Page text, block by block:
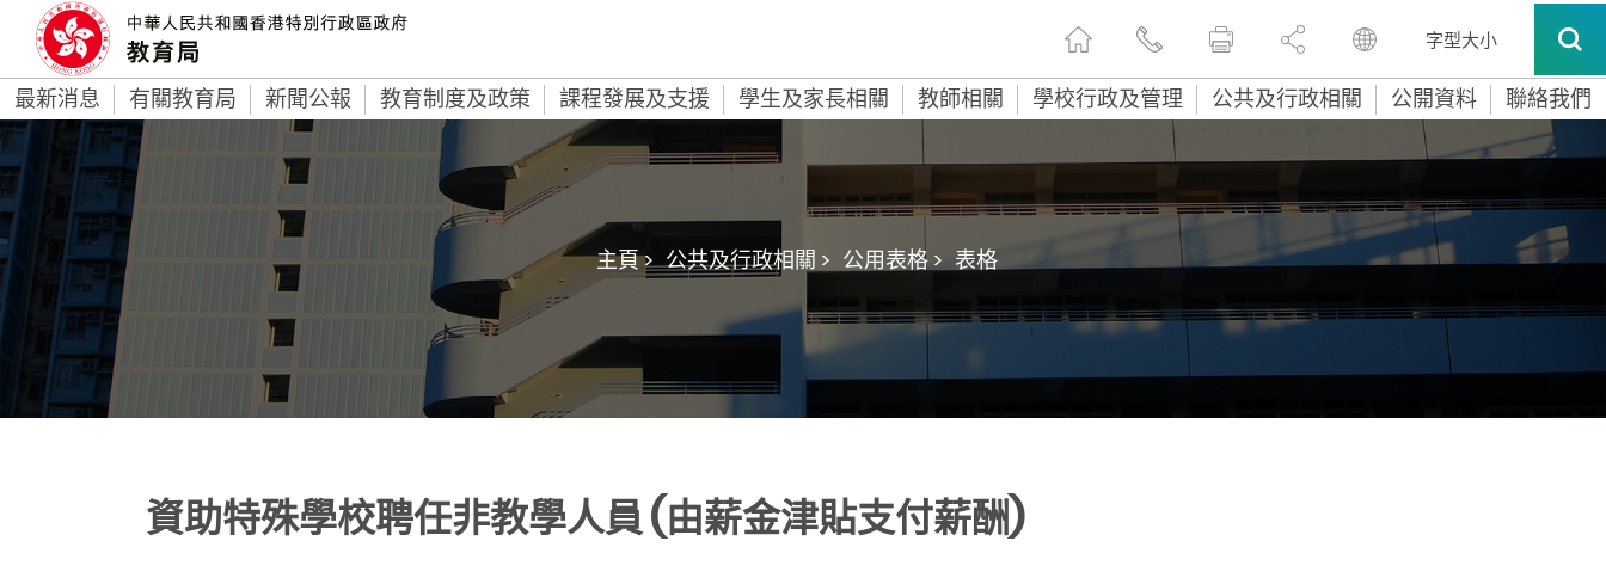
字型大小
最新消息 有關教育局 新聞公報 教育制度及政策 課程發展及支援 學生及家長相關 教師相關 學校行政及管理 公共及行政相關 公開資料 聯絡我們
主頁 > 公共及行政相關 > 公用表格 > 表格
資助特殊學校聘任非教學人員 (由薪金津貼支付薪酬)